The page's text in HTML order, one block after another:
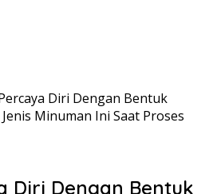
Diri Dengan Bentuk
Minuman Ini Saat Proses
Diri Dengan Bentuk